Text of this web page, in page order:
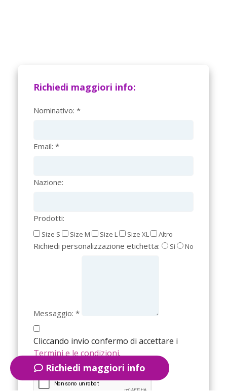
Richiedi maggiori info
Richiedi maggiori info:
Nominativo: *
Email: *
Nazione:
Prodotti:
Size S Size M Size L Size XL Altro
Richiedi personalizzazione etichetta: Si No
Messaggio: *
Cliccando invio confermo di accettare i
Termini e le condizioni.